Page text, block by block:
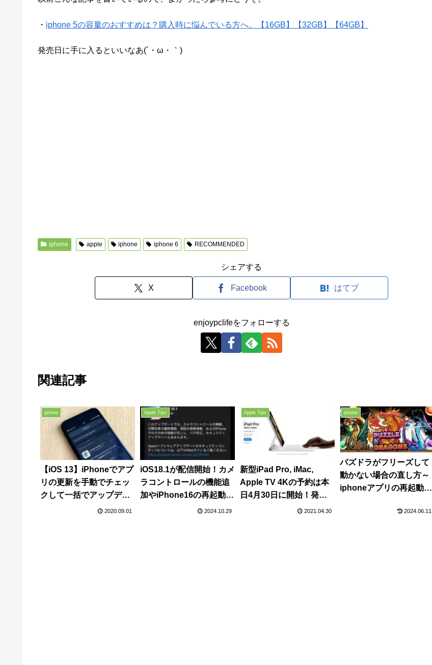
・ iphone 5の容量のおすすめは？購入時に悩んでいる方へ。【16GB】【32GB】【64GB】
発売日に手に入るといいなあ(´・ω・｀)
iphone apple iphone iphone 6 RECOMMENDED
シェアする
X Facebook はてブ
enjoypclifeをフォローする
関連記事
iphone
【iOS 13】iPhoneでアプ
リの更新を手動でチェッ
クして一括でアップデー
2020.09.01
Apple Tips
iOS18.1が配信開始！カメ
ラコントロールの機能追
加やiPhone16の再起動問
題修正、バグや脆弱性の
2024.10.29
Apple Tips
新型iPad Pro, iMac,
Apple TV 4Kの予約は本
日4月30日に開始！発売
日は5月21日との噂2021.04.30
iphone
パズドラがフリーズして
動かない場合の直し方～
iphoneアプリの再起動方
2024.06.11